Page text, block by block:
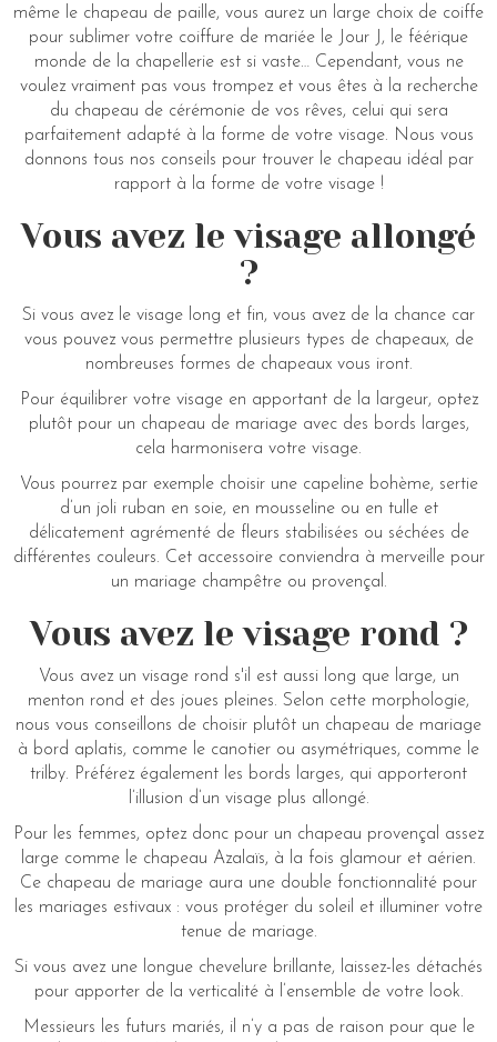
même le chapeau de paille, vous aurez un large choix de coiffe
pour sublimer votre coiffure de mariée le Jour J, le féérique
monde de la chapellerie est si vaste… Cependant, vous ne
voulez vraiment pas vous trompez et vous êtes à la recherche
du chapeau de cérémonie de vos rêves, celui qui sera
parfaitement adapté à la forme de votre visage. Nous vous
donnons tous nos conseils pour trouver le chapeau idéal par
rapport à la forme de votre visage !
Vous avez le visage allongé
?
Si vous avez le visage long et fin, vous avez de la chance car
vous pouvez vous permettre plusieurs types de chapeaux, de
nombreuses formes de chapeaux vous iront.
Pour équilibrer votre visage en apportant de la largeur, optez
plutôt pour un chapeau de mariage avec des bords larges,
cela harmonisera votre visage.
Vous pourrez par exemple choisir une capeline bohème, sertie
d’un joli ruban en soie, en mousseline ou en tulle et
délicatement agrémenté de fleurs stabilisées ou séchées de
différentes couleurs. Cet accessoire conviendra à merveille pour
un mariage champêtre ou provençal.
Vous avez le visage rond ?
Vous avez un visage rond s'il est aussi long que large, un
menton rond et des joues pleines. Selon cette morphologie,
nous vous conseillons de choisir plutôt un chapeau de mariage
à bord aplatis, comme le canotier ou asymétriques, comme le
trilby. Préférez également les bords larges, qui apporteront
l’illusion d’un visage plus allongé.
Pour les femmes, optez donc pour un chapeau provençal assez
large comme le chapeau Azalaïs, à la fois glamour et aérien.
Ce chapeau de mariage aura une double fonctionnalité pour
les mariages estivaux : vous protéger du soleil et illuminer votre
tenue de mariage.
Si vous avez une longue chevelure brillante, laissez-les détachés
pour apporter de la verticalité à l’ensemble de votre look.
Messieurs les futurs mariés, il n’y a pas de raison pour que le